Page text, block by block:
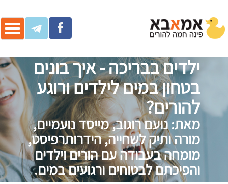
ילדים בבריכה - איך בונים
בטחון במים לילדים ורוגע
להורים?
מאת: נועם רוגוב, מייסד נועמיים,
מורה ותיק לשחייה, הידרותרפיסט,
מומחה בעבודה עם הורים וילדים
והפיכתם לבטוחים ורגועים במים.